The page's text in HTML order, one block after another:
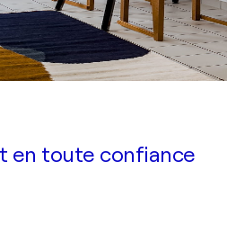
en toute confiance